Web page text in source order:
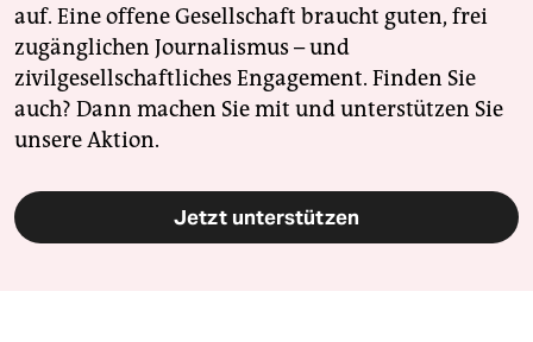
auf. Eine offene Gesellschaft braucht guten, frei
zugänglichen Journalismus – und
zivilgesellschaftliches Engagement. Finden Sie
auch? Dann machen Sie mit und unterstützen Sie
unsere Aktion.
Jetzt unterstützen